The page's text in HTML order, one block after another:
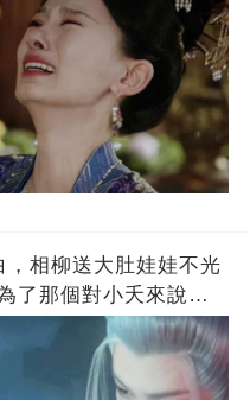
，相柳送大肚娃娃不光
了那個對小夭來說此